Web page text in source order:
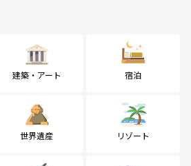
建築・アート 宿泊
世界遺産 リゾート